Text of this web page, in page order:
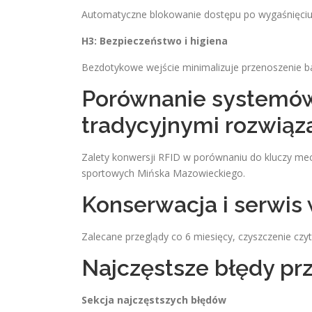
Automatyczne blokowanie dostępu po
H3: Bezpieczeństwo i higiena
Bezdotykowe wejście minimalizuje przenoszenie
Porównanie
tradycyjnymi
Zalety konwersji RFID w porównaniu do kluczy
sportowych Mińska Mazowieckiego.
Konserwacja i
Zalecane przeglądy co 6 miesięcy, czyszczenie
Najczęstsze błędy
Sekcja najczęstszych błędów